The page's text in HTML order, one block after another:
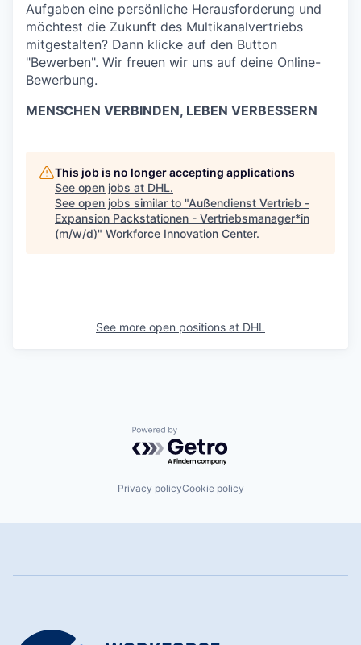
Aufgaben eine persönliche Herausforderung und
möchtest die Zukunft des Multikanalvertriebs
mitgestalten? Dann klicke auf den Button
"Bewerben". Wir freuen wir uns auf deine Online-
Bewerbung.
MENSCHEN VERBINDEN, LEBEN VERBESSERN
This job is no longer accepting applications
See open jobs at DHL.
See open jobs similar to "Außendienst Vertrieb -
Expansion Packstationen - Vertriebsmanager*in
(m/w/d)" Workforce Innovation Center.
See more open positions at DHL
Powered by Getro.com
Privacy policyCookie policy